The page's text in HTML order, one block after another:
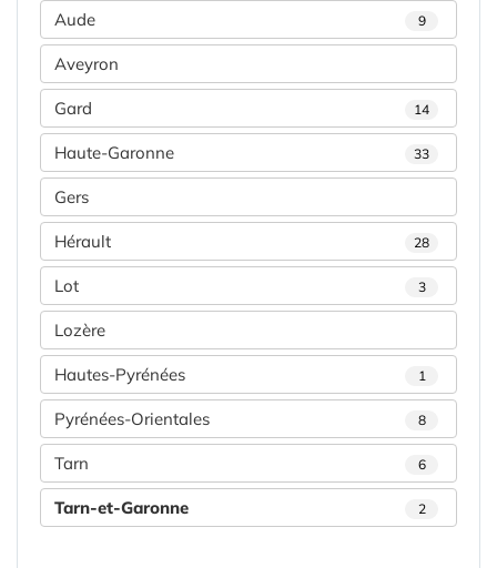
Aude 9
Aveyron
Gard 14
Haute-Garonne 33
Gers
Hérault 28
Lot 3
Lozère
Hautes-Pyrénées 1
Pyrénées-Orientales 8
Tarn 6
Tarn-et-Garonne 2